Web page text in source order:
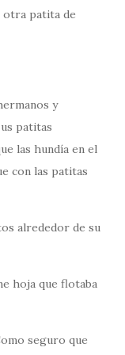
otra patita de
y
patitas
las hundía en el
con las patitas
alrededor de su
hoja que flotaba
seguro que